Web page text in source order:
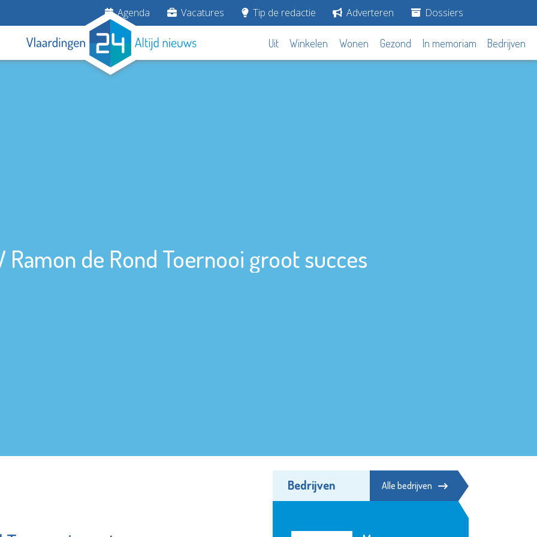
Agenda Vacatures Tip de redactie Adverteren Dossiers
Uit Winkelen Wonen Gezond In memoriam Bedrijven
Ramon de Rond Toernooi groot succes
Bedrijven Alle bedrijven